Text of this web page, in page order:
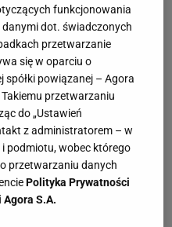
funkcjonowania
danymi dot. świadczonych
przetwarzanie
się w oparciu o
spółki powiązanej – Agora
przetwarzaniu
do „Ustawień
z administratorem – w
podmiotu, wobec którego
przetwarzaniu danych
Polityka Prywatności
S.A.